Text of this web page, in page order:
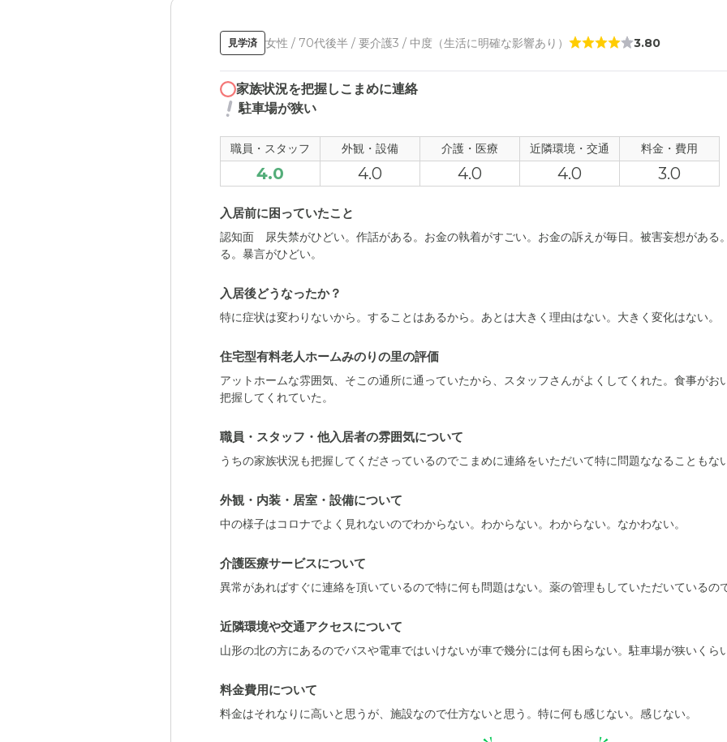
見学済 女性 / 70代後半 / 要介護3 / 中度（生活に明確な影響あり） 3.80
家族状況を把握しこまめに連絡
駐車場が狭い
職員・スタッフ 外観・設備 介護・医療 近隣環境・交通 料金・費用
4.0 4.0 4.0 4.0 3.0
入居前に困っていたこと
認知面 尿失禁がひどい。作話がある。お金の執着がすごい。お金の訴えが毎日。被害妄想がある
る。暴言がひどい。
入居後どうなったか？
特に症状は変わりないから。することはあるから。あとは大きく理由はない。大きく変化はない。
住宅型有料老人ホームみのりの里の評価
アットホームな雰囲気、そこの通所に通っていたから、スタッフさんがよくしてくれた。食事がお
把握してくれていた。
職員・スタッフ・他入居者の雰囲気について
うちの家族状況も把握してくださっているのでこまめに連絡をいただいて特に問題ななることもない
外観・内装・居室・設備について
中の様子はコロナでよく見れないのでわからない。わからない。わからない。なかわない。
介護医療サービスについて
異常があればすぐに連絡を頂いているので特に何も問題はない。薬の管理もしていただいているの
近隣環境や交通アクセスについて
山形の北の方にあるのでバスや電車ではいけないが車で幾分には何も困らない。駐車場が狭いくらい
料金費用について
料金はそれなりに高いと思うが、施設なので仕方ないと思う。特に何も感じない。感じない。